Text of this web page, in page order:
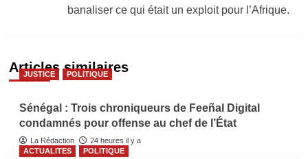
banaliser ce qui était un exploit pour l’Afrique.
Articles similaires
JUSTICE POLITIQUE
Sénégal : Trois chroniqueurs de Feeñal Digital
condamnés pour offense au chef de l’État
La Rédaction
24 heures il y a
ACTUALITES
POLITIQUE